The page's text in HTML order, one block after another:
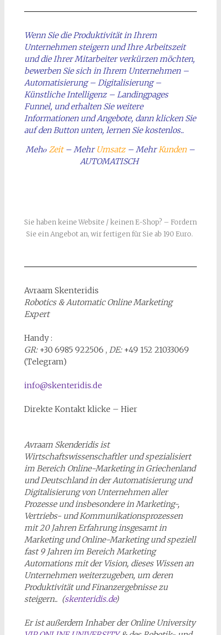
Wenn Sie die Produktivität in Ihrem
Unternehmen steigern und Ihre Arbeitszeit
und die Ihrer Mitarbeiter verkürzen möchten,
bewerben Sie sich in Ihrem Unternehmen –
Automatisierung – Digitalisierung –
Künstliche Intelligenz – Landingpages
Funnel, und erhalten Sie weitere
Informationen und Angebote, dann klicken Sie
auf den Button unten, lernen Sie kostenlos..
MehοZeit– Mehr Umsatz– MehrKunden–
AUTOMATISCH
Sie haben keine Website / keinen E-Shop? – Fordern
Sie ein Angebot an, wir fertigen für Sie ab 190 Euro.
Avraam Skenteridis
Robotics & Automatic Online Marketing
Expert
Handy :
GR: +30 6985 922506 , DE: +49 152 21033069
(Telegram)
info@skenteridis.de
Direkte Kontakt klicke – Hier
Avraam Skenderidis ist
Wirtschaftswissenschaftler und spezialisiert
im Bereich Online-Marketing in Griechenland
und Deutschland in der Automatisierung und
Digitalisierung von Unternehmen aller
Prozesse und insbesondere in Marketing-,
Vertriebs- und Kommunikationsprozessen
mit 20 Jahren Erfahrung insgesamt in
Marketing und Online-Marketing und speziell
fast 9 Jahren im Bereich Marketing
Automations mit der Vision, dieses Wissen an
Unternehmen weiterzugeben, um deren
Produktivität und Finanzergebnisse zu
steigern.. (skenteridis.de)
Er ist außerdem Inhaber der Online University